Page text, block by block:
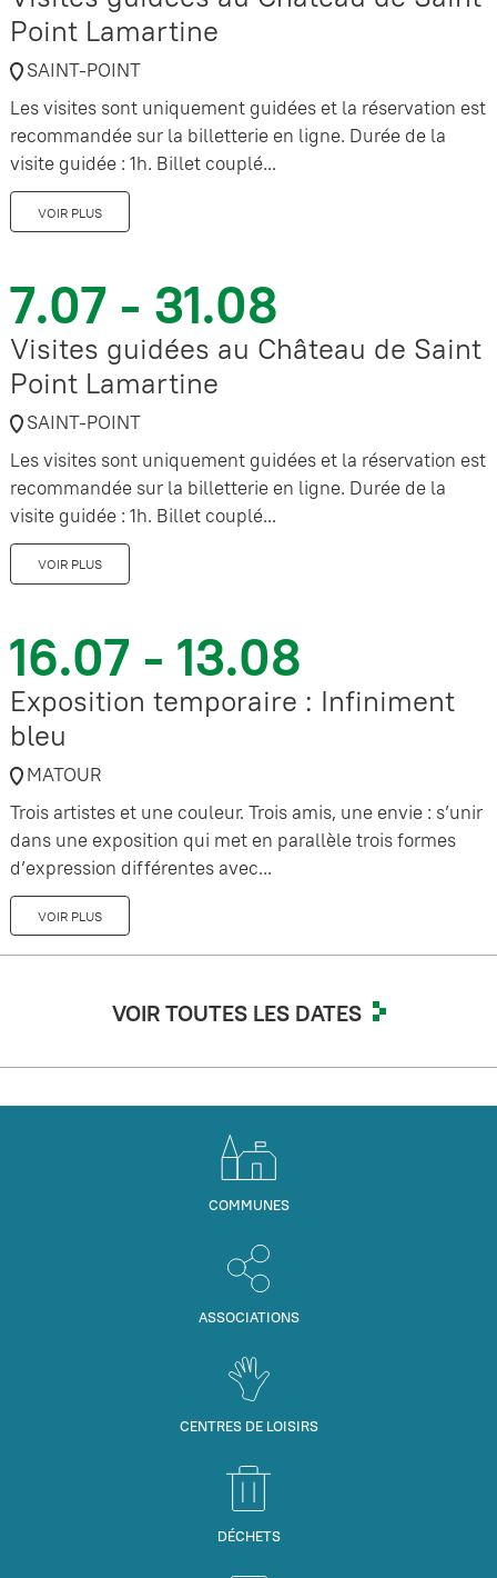
Point Lamartine
SAINT-POINT
Les visites sont uniquement guidées et la réservation est
recommandée sur la billetterie en ligne. Durée de la
visite guidée : 1h. Billet couplé...
VOIR PLUS
7.07 - 31.08
Visites guidées au Château de Saint
Point Lamartine
SAINT-POINT
Les visites sont uniquement guidées et la réservation est
recommandée sur la billetterie en ligne. Durée de la
visite guidée : 1h. Billet couplé...
VOIR PLUS
16.07 - 13.08
Exposition temporaire : Infiniment
bleu
MATOUR
Trois artistes et une couleur. Trois amis, une envie : s’unir
dans une exposition qui met en parallèle trois formes
d’expression différentes avec...
VOIR PLUS
VOIR TOUTES LES DATES
COMMUNES
ASSOCIATIONS
CENTRES DE LOISIRS
DÉCHETS